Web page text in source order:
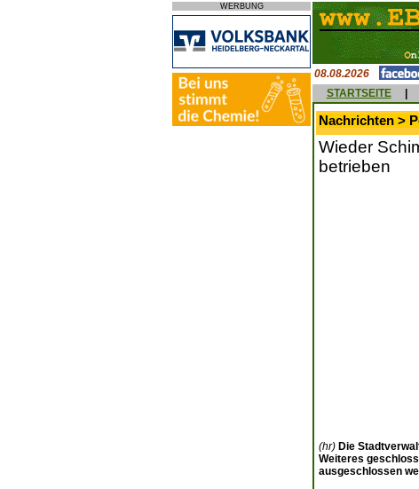
WERBUNG
08.08.2026
STARTSEITE
Nachrichten >
Wieder
betrieben
(hr) Die
Weiteres
ausgeschlossen